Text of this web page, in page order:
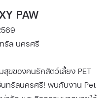
PAW
รัล นครศรี
ขของคนรักสัตว์เลี้ยง PET
ซ็นทรัลนครศรี! พบกับงาน Pet